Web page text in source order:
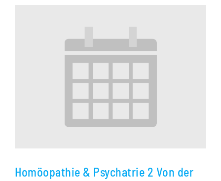
Homöopathie & Psychatrie 2 Von der